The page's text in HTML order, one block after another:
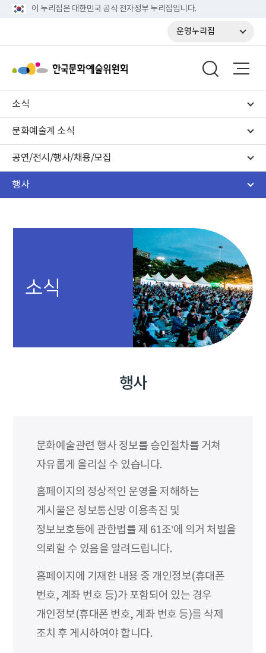
이 누리집은 대한민국 공식 전자정부 누리집입니다.
운영누리집
소식
문화예술계 소식
공연/전시/행사/채용/모집
행사
소식
행사
문화예술관련 행사 정보를 승인절차를 거쳐
자유롭게 올리실 수 있습니다.
홈페이지의 정상적인 운영을 저해하는
게시물은 정보통신망 이용촉진 및
정보보호등에 관한법률 제 61조’에 의거 처벌을
의뢰할 수 있음을 알려드립니다.
홈페이지에 기재한 내용 중 개인정보(휴대폰
번호, 계좌 번호 등)가 포함되어 있는 경우
개인정보(휴대폰 번호, 계좌 번호 등)를 삭제
조치 후 게시하여야 합니다.